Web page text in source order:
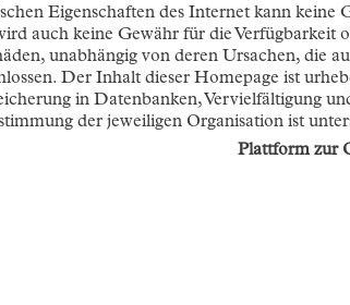
Eigenschaften des Internet kann
auch keine Gewähr für die
unabhängig von deren Ursachen,
Der Inhalt dieser Homepage ist
in Datenbanken, Vervielfältigung
der jeweiligen Organisation ist
Plattform zur